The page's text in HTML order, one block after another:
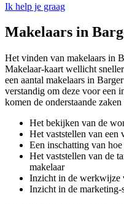
Ik help je graag
Makelaars in
Het vinden van makelaars in
Makelaar-kaart wellicht
een aantal makelaars in
verstandig om deze voor een
komen de onderstaande zaken
Het bekijken van de
Het vaststellen van een
Een inschatting van
Het vaststellen van de
makelaar
Inzicht in de werkwijze
Inzicht in de marketing-